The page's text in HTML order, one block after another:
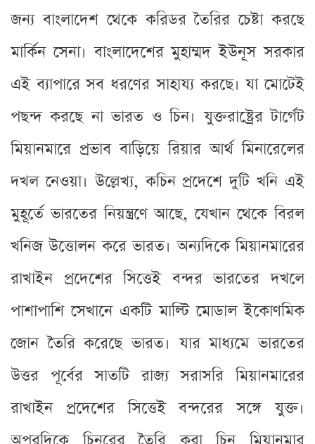
জন্য বাংলাদেশ থেকে করিডর তৈরির চেষ্টা করছে
মার্কিন সেনা। বাংলাদেশের মুহাম্মদ ইউনূস সরকার
এই ব্যাপারে সব ধরণের সাহায্য করছে। যা মোটেই
পছন্দ করছে না ভারত ও চিন। যুক্তরাষ্ট্রের টার্গেট
মিয়ানমারে প্রভাব বাড়িয়ে রিয়ার আর্থ মিনারেলের
দখল নেওয়া। উল্লেখ্য, কচিন প্রদেশে দুটি খনি এই
মুহূর্তে ভারতের নিয়ন্ত্রণে আছে, যেখান থেকে বিরল
খনিজ উত্তোলন করে ভারত। অন্যদিকে মিয়ানমারের
রাখাইন প্রদেশের সিত্তেই বন্দর ভারতের দখলে
পাশাপাশি সেখানে একটি মাল্টি মোডাল ইকোণমিক
জোন তৈরি করেছে ভারত। যার মাধ্যমে ভারতের
উত্তর পূর্বের সাতটি রাজ্য সরাসরি মিয়ানমারের
রাখাইন প্রদেশের সিত্তেই বন্দরের সঙ্গে যুক্ত।